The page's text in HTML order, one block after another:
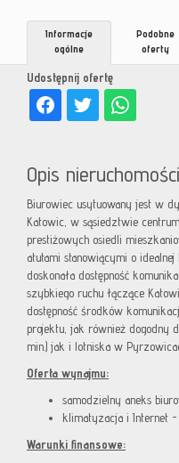
Udostępnij ofertę
Informacje
ogólne
Podobne
oferty
Opis nieruchomości
Biurowiec usytuowany jest w
Katowic, w sąsiedztwie
prestiżowych osiedli
atutami stanowiącymi o
doskonała dostępność
szybkiego ruchu łączące
dostępność środków
projektu, jak również dogodny
min.) jak i lotniska w
Oferta wynajmu:
samodzielny aneks
klimatyzacja i Internet -
Warunki finansowe: